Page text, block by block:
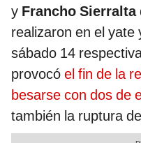
y Francho Sierralta
realizaron en el yate
sábado 14
provocó el fin de la
besarse con dos de
también la ruptura